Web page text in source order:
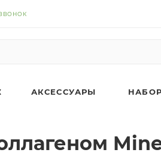
АКСЕССУАРЫ